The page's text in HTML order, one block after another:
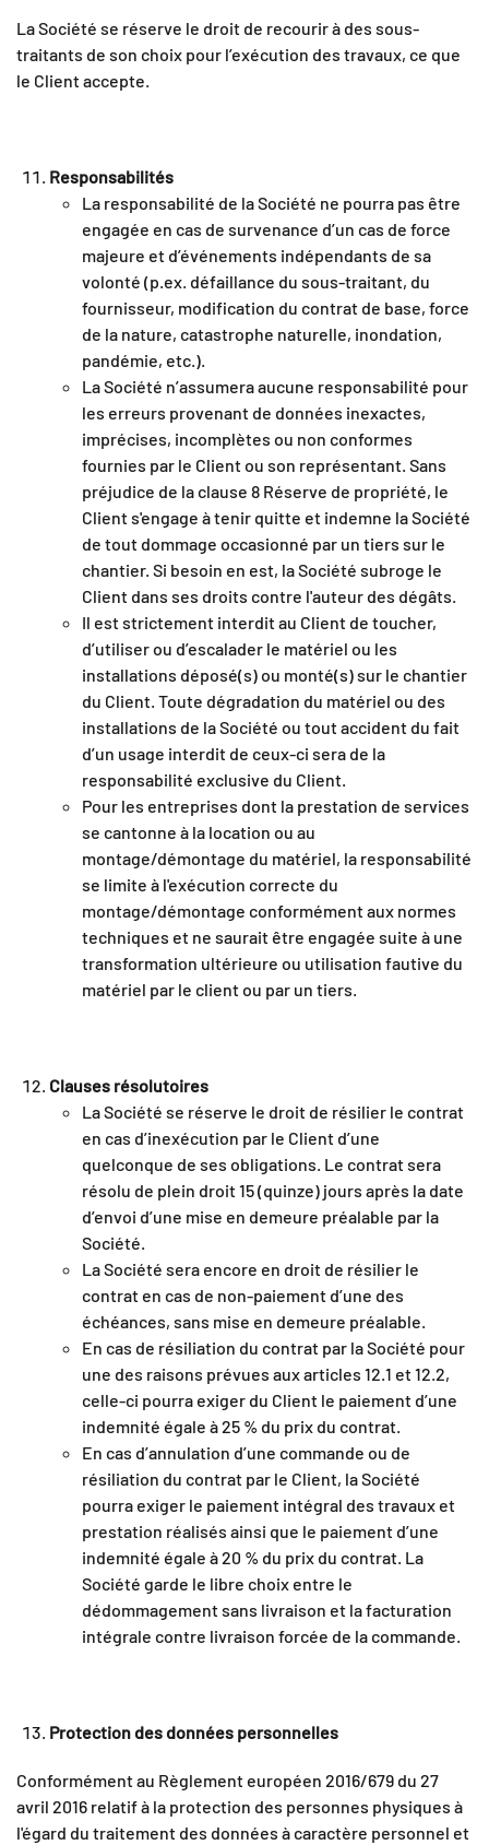
La Société se réserve le droit de recourir à des sous-
traitants de son choix pour l’exécution des travaux, ce que
le Client accepte.
Responsabilités
La responsabilité de la Société ne pourra pas être
engagée en cas de survenance d’un cas de force
majeure et d’événements indépendants de sa
volonté (p.ex. défaillance du sous-traitant, du
fournisseur, modification du contrat de base, force
de la nature, catastrophe naturelle, inondation,
pandémie, etc.).
La Société n’assumera aucune responsabilité pour
les erreurs provenant de données inexactes,
imprécises, incomplètes ou non conformes
fournies par le Client ou son représentant. Sans
préjudice de la clause 8 Réserve de propriété, le
Client s'engage à tenir quitte et indemne la Société
de tout dommage occasionné par un tiers sur le
chantier. Si besoin en est, la Société subroge le
Client dans ses droits contre l'auteur des dégâts.
Il est strictement interdit au Client de toucher,
d’utiliser ou d’escalader le matériel ou les
installations déposé(s) ou monté(s) sur le chantier
du Client. Toute dégradation du matériel ou des
installations de la Société ou tout accident du fait
d’un usage interdit de ceux-ci sera de la
responsabilité exclusive du Client.
Pour les entreprises dont la prestation de services
se cantonne à la location ou au
montage/démontage du matériel, la responsabilité
se limite à l'exécution correcte du
montage/démontage conformément aux normes
techniques et ne saurait être engagée suite à une
transformation ultérieure ou utilisation fautive du
matériel par le client ou par un tiers.
Clauses résolutoires
La Société se réserve le droit de résilier le contrat
en cas d’inexécution par le Client d’une
quelconque de ses obligations. Le contrat sera
résolu de plein droit 15 (quinze) jours après la date
d’envoi d’une mise en demeure préalable par la
Société.
La Société sera encore en droit de résilier le
contrat en cas de non-paiement d’une des
échéances, sans mise en demeure préalable.
En cas de résiliation du contrat par la Société pour
une des raisons prévues aux articles 12.1 et 12.2,
celle-ci pourra exiger du Client le paiement d’une
indemnité égale à 25 % du prix du contrat.
En cas d’annulation d’une commande ou de
résiliation du contrat par le Client, la Société
pourra exiger le paiement intégral des travaux et
prestation réalisés ainsi que le paiement d’une
indemnité égale à 20 % du prix du contrat. La
Société garde le libre choix entre le
dédommagement sans livraison et la facturation
intégrale contre livraison forcée de la commande.
Protection des données personnelles
Conformément au Règlement européen 2016/679 du 27
avril 2016 relatif à la protection des personnes physiques à
l'égard du traitement des données à caractère personnel et